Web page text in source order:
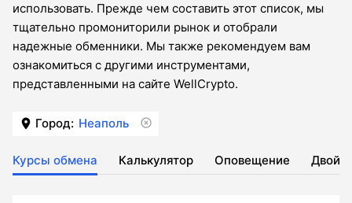
использовать. Прежде чем составить этот список, мы
тщательно промониторили рынок и отобрали
надежные обменники. Мы также рекомендуем вам
ознакомиться с другими инструментами,
представленными на сайте WellCrypto.
Город: Неаполь
Курсы обмена Калькулятор Оповещение